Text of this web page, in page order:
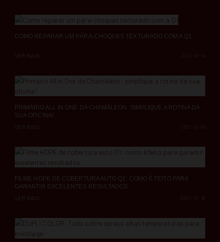
COMO REPARAR UM PÁRA-CHOQUES TEXTURADO COM A Q1
2021-12-14
VER MAIS
PRIMÁRIO ALL IN ONE DA CHAMÄLEON: SIMPLIQUE A ROTINA DA
SUA OFICINA!
VER MAIS
FILME HDPE DE COBERTURA AUTO Q1: COMO É FEITO PARA
GARANTIR EXCELENTES RESULTADOS
2021-10-18
VER MAIS